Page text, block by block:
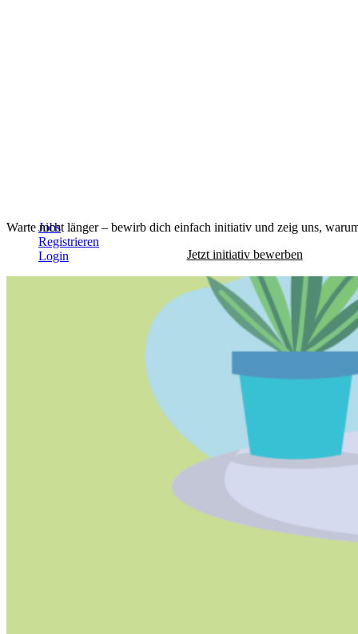
Jobs
Registrieren
Login
Warte nicht länger – bewirb dich einfach initiativ und zeig uns,
Jetzt initiativ bewerben